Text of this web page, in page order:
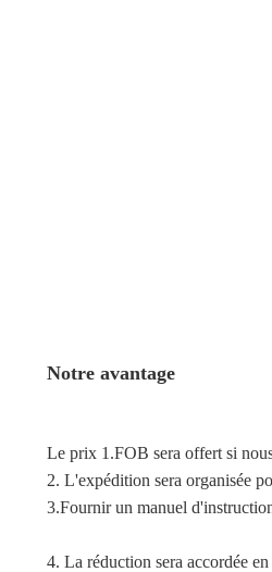
Notre avantage
Le prix 1.FOB sera offert si
2. L'expédition sera organisée
3.Fournir un manuel
4. La réduction sera accordée